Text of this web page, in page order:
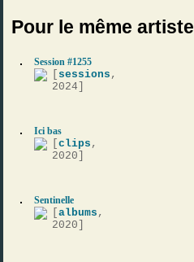
Pour le même artiste
Session #1255
sessions ,
2024]
Ici bas
[clips ,
2020]
Sentinelle
[albums ,
2020]